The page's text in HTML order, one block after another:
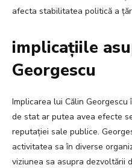
afecta stabilitatea politică a
implicațiile
Georgescu
Implicarea lui Călin
de stat ar putea avea efecte
reputației sale publice.
activitatea sa în diverse
viziunea sa asupra dezvoltării